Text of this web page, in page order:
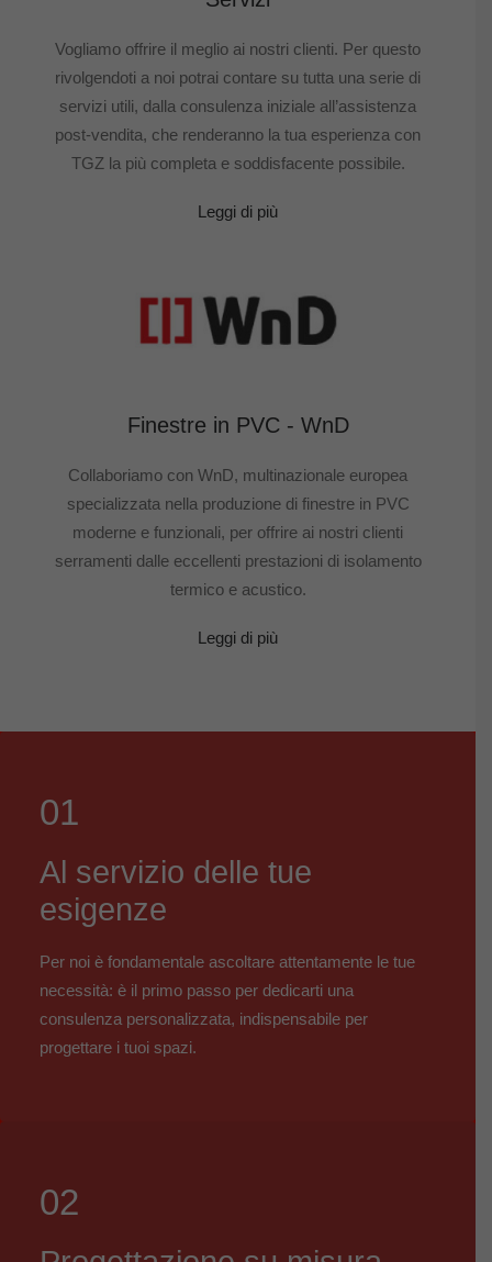
Vogliamo offrire il meglio ai nostri clienti. Per questo
rivolgendoti a noi potrai contare su tutta una serie di
servizi utili, dalla consulenza iniziale all’assistenza
post-vendita, che renderanno la tua esperienza con
TGZ la più completa e soddisfacente possibile.
Leggi di più
Finestre in PVC - WnD
Collaboriamo con WnD, multinazionale europea
specializzata nella produzione di finestre in PVC
moderne e funzionali, per offrire ai nostri clienti
serramenti dalle eccellenti prestazioni di isolamento
termico e acustico.
Leggi di più
01
Al servizio delle tue
esigenze
Per noi è fondamentale ascoltare attentamente le tue
necessità: è il primo passo per dedicarti una
consulenza personalizzata, indispensabile per
progettare i tuoi spazi.
02